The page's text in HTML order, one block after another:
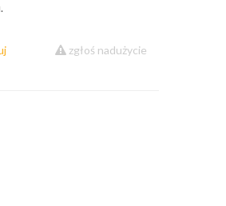
zgłoś nadużycie